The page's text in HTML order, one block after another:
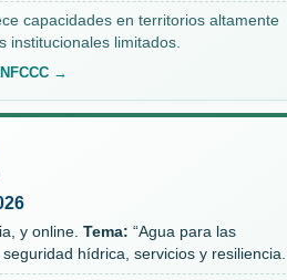
capacidades en territorios altamente
institucionales limitados.
→
y online. Tema: “Agua para las
hídrica, servicios y resiliencia.